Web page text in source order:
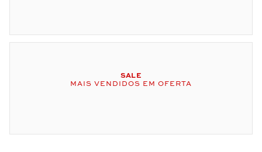
SALE
MAIS VENDIDOS EM OFERTA